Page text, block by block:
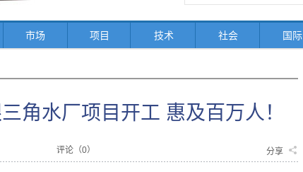
市场 项目 技术 社会 国际
角水厂项目开工 惠及百万人！
评论（0） 分享